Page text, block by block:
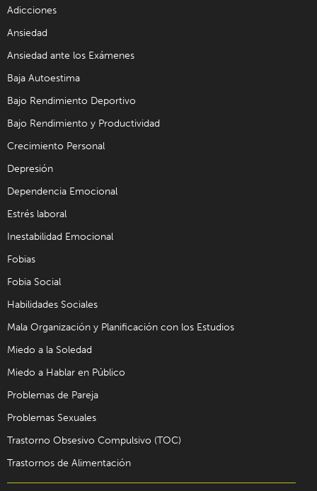
Adicciones
Ansiedad
Ansiedad ante los Exámenes
Baja Autoestima
Bajo Rendimiento Deportivo
Bajo Rendimiento y Productividad
Crecimiento Personal
Depresión
Dependencia Emocional
Estrés laboral
Inestabilidad Emocional
Fobias
Fobia Social
Habilidades Sociales
Mala Organización y Planificación con los Estudios
Miedo a la Soledad
Miedo a Hablar en Público
Problemas de Pareja
Problemas Sexuales
Trastorno Obsesivo Compulsivo (TOC)
Trastornos de Alimentación